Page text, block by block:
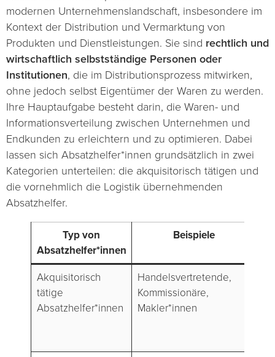
modernen Unternehmenslandschaft, insbesondere im
Kontext der Distribution und Vermarktung von
Produkten und Dienstleistungen. Sie sind rechtlich und
wirtschaftlich selbstständige Personen oder
Institutionen, die im Distributionsprozess mitwirken,
ohne jedoch selbst Eigentümer der Waren zu werden.
Ihre Hauptaufgabe besteht darin, die Waren- und
Informationsverteilung zwischen Unternehmen und
Endkunden zu erleichtern und zu optimieren. Dabei
lassen sich Absatzhelfer*innen grundsätzlich in zwei
Kategorien unterteilen: die akquisitorisch tätigen und
die vornehmlich die Logistik übernehmenden
Absatzhelfer.
Typ von
Absatzhelfer*innen
Beispiele
Akquisitorisch
tätige
Absatzhelfer*innen
Handelsvertretende,
Kommissionäre,
Makler*innen